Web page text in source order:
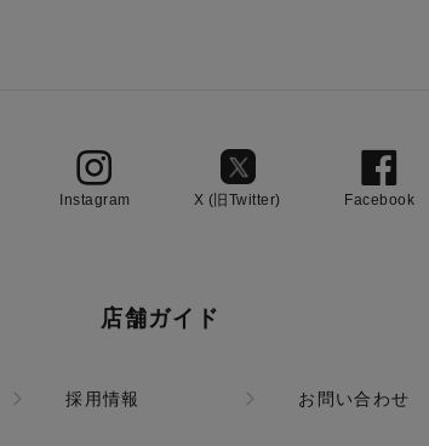
Instagram X (旧Twitter) Facebook
店舗ガイド
採用情報 お問い合わせ